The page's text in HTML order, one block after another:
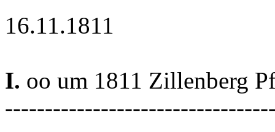
16.11.1811
I. oo um 1811 Zillenberg